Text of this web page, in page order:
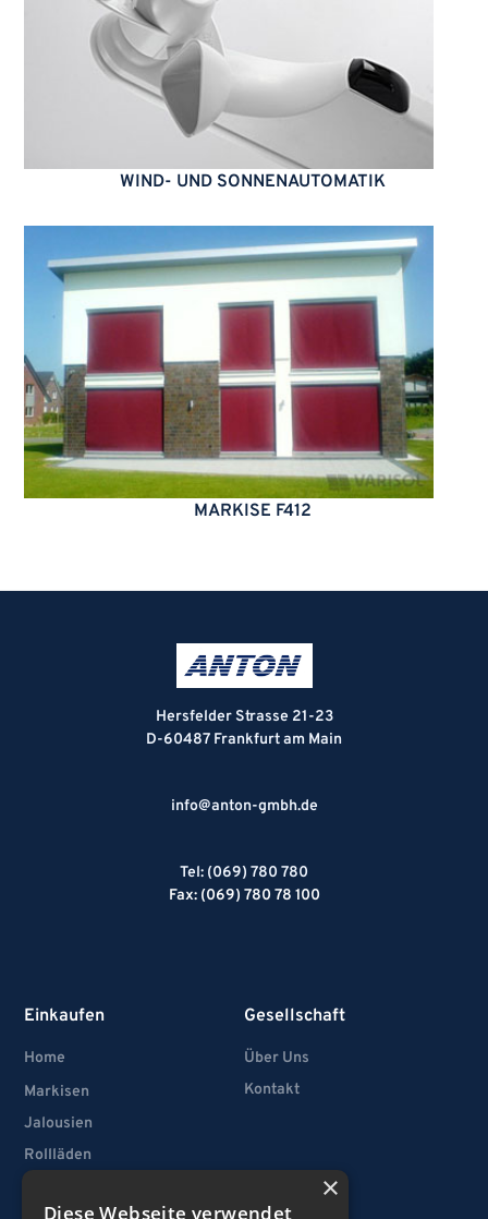
WIND- UND SONNENAUTOMATIK
MARKISE F412
Hersfelder Strasse 21-23
D-60487 Frankfurt am Main
info@anton-gmbh.de
Tel: (069) 780 780
Fax: (069) 780 78 100
Einkaufen
Home
Markisen
Jalousien
Rollläden
Gesellschaft
Über Uns
Kontakt
×
Diese Webseite verwendet